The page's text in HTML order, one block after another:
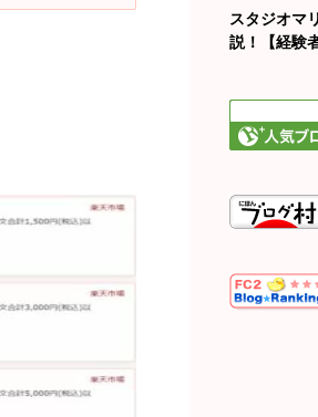
スタジオマ
説！【経験